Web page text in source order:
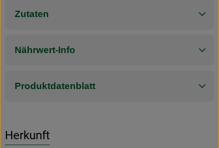
Zutaten
Nährwert-Info
Produktdatenblatt
Herkunft